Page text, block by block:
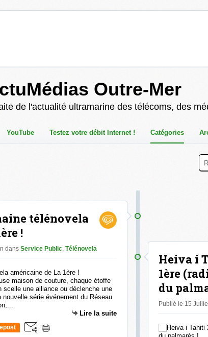
Outre-Mer
de l'actualité ultramarine des télécoms, des
YouTube Testez votre débit Internet ! Catégories
télénovela
!
dans Service Public, Télénovela
maison de couture, chaque étoffe
une alliance ou déclenche une
série événement du Réseau
Lire la suite
Heiva i
1ère
du
Publié le 15